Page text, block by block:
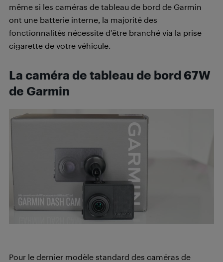
même si les caméras de tableau de bord de Garmin
ont une batterie interne, la majorité des
fonctionnalités nécessite d’être branché via la prise
cigarette de votre véhicule.
La caméra de tableau de bord 67W
de Garmin
Pour le dernier modèle standard des caméras de